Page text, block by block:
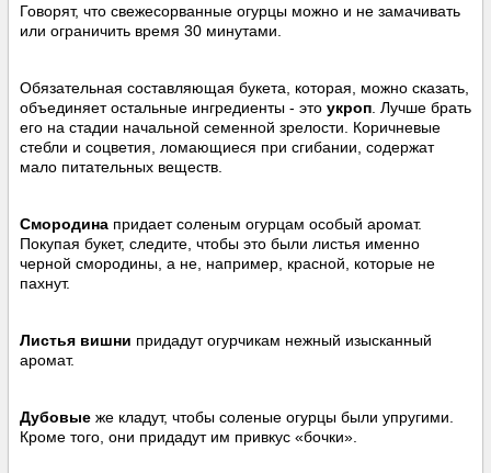
Говорят, что свежесорванные огурцы можно и не замачивать
или ограничить время 30 минутами.
Обязательная составляющая букета, которая, можно сказать,
объединяет остальные ингредиенты - это укроп . Лучше брать
его на стадии начальной семенной зрелости. Коричневые
стебли и соцветия, ломающиеся при сгибании, содержат
мало питательных веществ.
Смородина придает соленым огурцам особый аромат.
Покупая букет, следите, чтобы это были листья именно
черной смородины, а не, например, красной, которые не
пахнут.
Листья вишни придадут огурчикам нежный изысканный
аромат.
Дубовые же кладут, чтобы соленые огурцы были упругими.
Кроме того, они придадут им привкус «бочки».